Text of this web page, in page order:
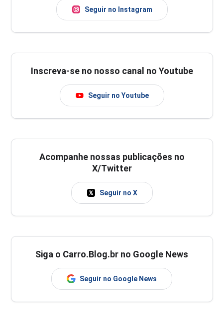
Seguir no Instagram
Inscreva-se no nosso canal no Youtube
Seguir no Youtube
Acompanhe nossas publicações no
X/Twitter
Seguir no X
Siga o Carro.Blog.br no Google News
Seguir no Google News